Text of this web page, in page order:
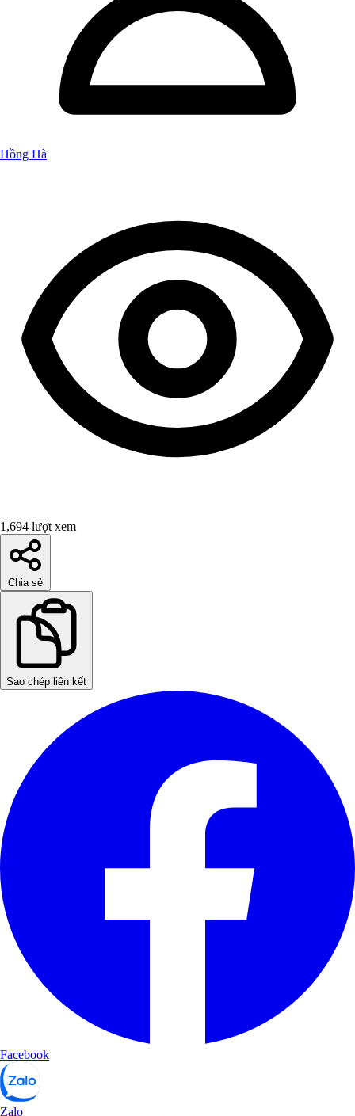
Hồng Hà
1,694 lượt xem
Chia sẻ
Sao chép liên kết
Facebook
Zalo